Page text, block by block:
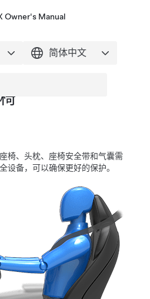
Owner's Manual
椅、头枕、座椅安全带和气囊需
设备，可以确保更好的保护。